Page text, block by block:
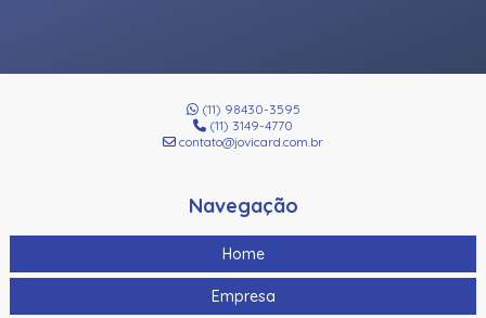
(11) 98430-3595
(11) 3149-4770
contato@jovicard.com.br
Navegação
Home
Empresa